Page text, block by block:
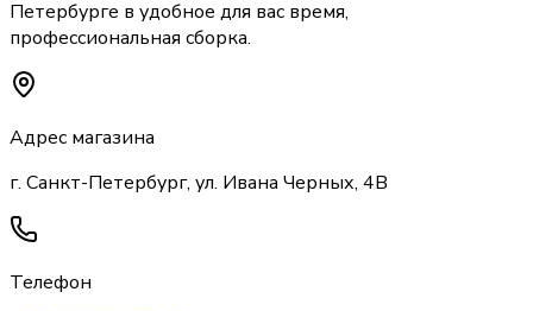
Петербурге в удобное для вас время,
профессиональная сборка.
Адрес магазина
г. Санкт-Петербург, ул. Ивана Черных, 4В
Телефон